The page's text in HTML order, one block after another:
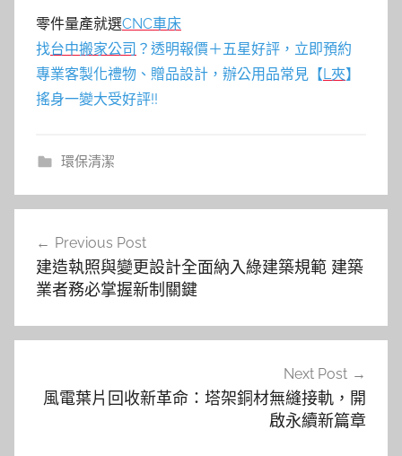
零件量產就選CNC車床
找台中搬家公司 ？透明報價＋五星好評，立即預約
專業客製化禮物、贈品設計，辦公用品常見【L夾】
搖身一變大受好評!!
環保清潔
覽
Previous Post
建造執照與變更設計全面納入綠建築規範 建築
業者務必掌握新制關鍵
Next Post
風電葉片回收新革命：塔架銅材無縫接軌，開
啟永續新篇章